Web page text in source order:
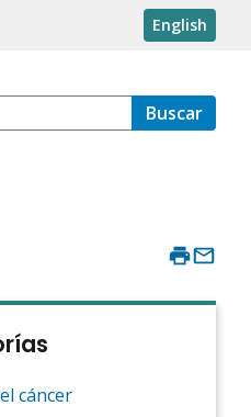
English
Buscar
cáncer